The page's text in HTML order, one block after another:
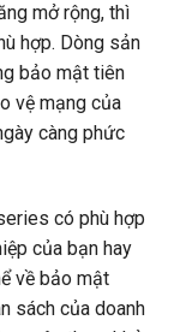
mở rộng, thì
hợp. Dòng sản
bảo mật tiên
vệ mạng của
càng phức
có phù hợp
của bạn hay
về bảo mật
sách của doanh